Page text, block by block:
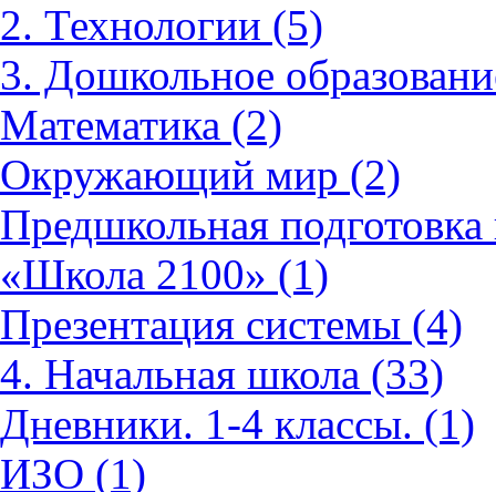
2. Технологии (5)
3. Дошкольное
Математика (2)
Окружающий мир (2)
Предшкольная
«Школа 2100» (1)
Презентация системы (4)
4. Начальная школа (33)
Дневники. 1-4 классы. (1)
ИЗО (1)